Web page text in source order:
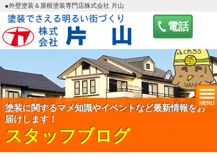
電話
MENU
●外壁塗装＆屋根塗装専門店株式会社 片山
塗装に関するマメ知識やイベントなど最新情報をお
届けします！
スタッフブログ